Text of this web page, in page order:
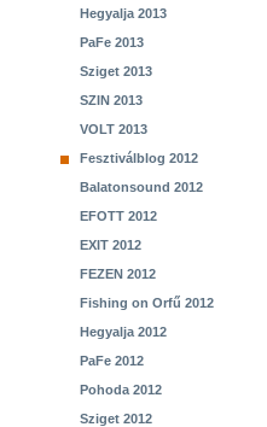
Hegyalja 2013
PaFe 2013
Sziget 2013
SZIN 2013
VOLT 2013
Fesztiválblog 2012
Balatonsound 2012
EFOTT 2012
EXIT 2012
FEZEN 2012
Fishing on Orfű 2012
Hegyalja 2012
PaFe 2012
Pohoda 2012
Sziget 2012